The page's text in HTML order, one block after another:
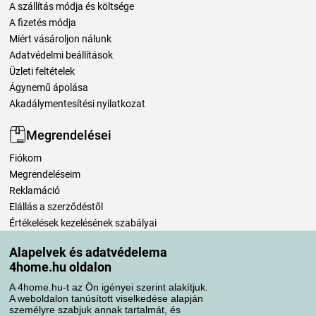
Alapelvek és adatvédelema
4home.hu oldalon
A 4home.hu-t az Ön igényei szerint alakítjuk.
A weboldalon tanúsított viselkedése alapján
személyre szabjuk annak tartalmát, és
A szállítás módja és költsége
A fizetés módja
Miért vásároljon nálunk
Adatvédelmi beállítások
Üzleti feltételek
Ágynemű ápolása
Akadálymentesítési nyilatkozat
Megrendelései
Fiókom
Megrendeléseim
Reklamáció
Elállás a szerződéstől
Értékelések kezelésének szabályai
Szállítási módok
Fizetési módok